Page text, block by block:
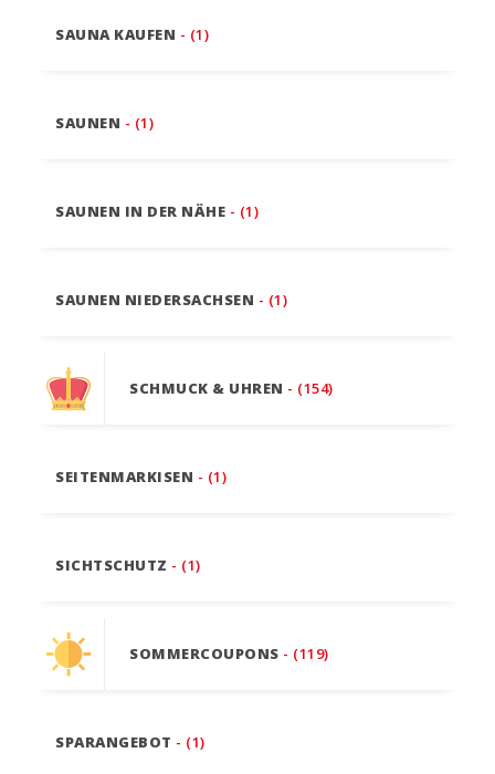
SAUNA KAUFEN - (1)
SAUNEN - (1)
SAUNEN IN DER NÄHE - (1)
SAUNEN NIEDERSACHSEN - (1)
SCHMUCK & UHREN - (154)
SEITENMARKISEN - (1)
SICHTSCHUTZ - (1)
SOMMERCOUPONS - (119)
SPARANGEBOT - (1)